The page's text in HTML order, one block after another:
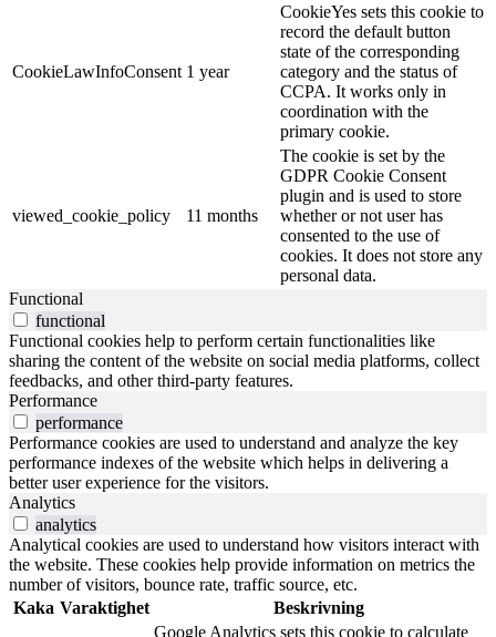
CookieLawInfoConsent 1 year
CookieYes sets this cookie to
record the default button
state of the corresponding
category and the status of
CCPA. It works only in
coordination with the
primary cookie.
viewed_cookie_policy 11 months
The cookie is set by the
GDPR Cookie Consent
plugin and is used to store
whether or not user has
consented to the use of
cookies. It does not store any
personal data.
Functional
functional
Functional cookies help to perform certain functionalities like
sharing the content of the website on social media platforms, collect
feedbacks, and other third-party features.
Performance
performance
Performance cookies are used to understand and analyze the key
performance indexes of the website which helps in delivering a
better user experience for the visitors.
Analytics
analytics
Analytical cookies are used to understand how visitors interact with
the website. These cookies help provide information on metrics the
number of visitors, bounce rate, traffic source, etc.
Kaka Varaktighet
Beskrivning
Google Analytics sets this cookie to calculate